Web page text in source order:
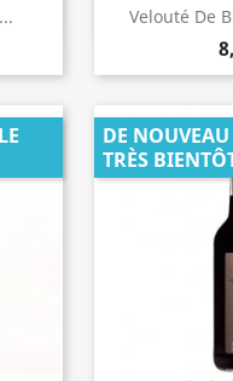
Velouté De

DE
TRÈS